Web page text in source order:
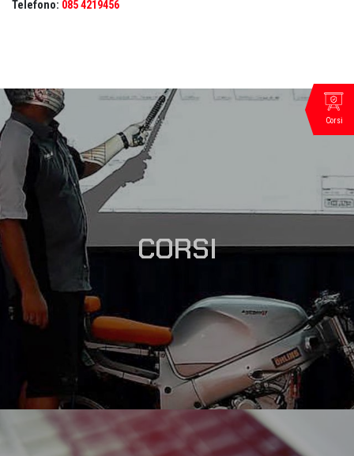
Telefono: 085 4219456
CORSI
Corsi